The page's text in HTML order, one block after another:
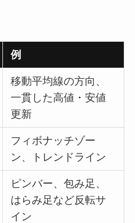
例
移動平均線の方向、
一貫した高値・安値
更新
フィボナッチゾー
ン、トレンドライン
ピンバー、包み足、
はらみ足など反転サ
イン